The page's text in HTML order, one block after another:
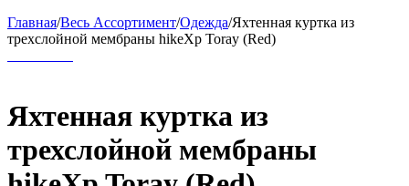
Главная/Весь Ассортимент/Одежда/Яхтенная куртка из
трехслойной мембраны hikeXp Toray (Red)
Яхтенная куртка из
трехслойной мембраны